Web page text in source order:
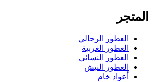
المتجر
العطور الرجالي
العطور الغربية
العطور النسائي
العطور النيش
أعواد خام